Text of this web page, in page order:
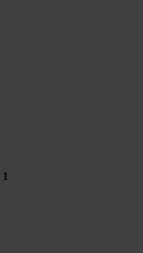
1